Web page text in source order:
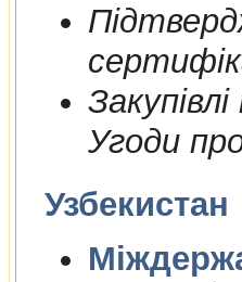
Закупiвлi
Угоди
Узбекистан